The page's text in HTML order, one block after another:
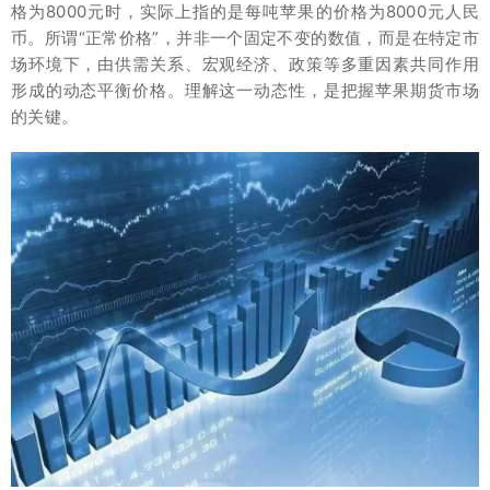
格为8000元时，实际上指的是每吨苹果的价格为8000元人民
币。所谓“正常价格”，并非一个固定不变的数值，而是在特定市
场环境下，由供需关系、宏观经济、政策等多重因素共同作用
形成的动态平衡价格。理解这一动态性，是把握苹果期货市场
的关键。